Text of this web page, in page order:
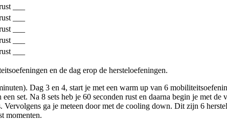
en de dag erop de hersteloefeningen.
Dag 3 en 4, start je met een warm up van 6
set. Na 8 sets heb je 60 seconden rust en daarna begin je met de
ga je meteen door met de cooling down. Dit zijn 6
momenten.